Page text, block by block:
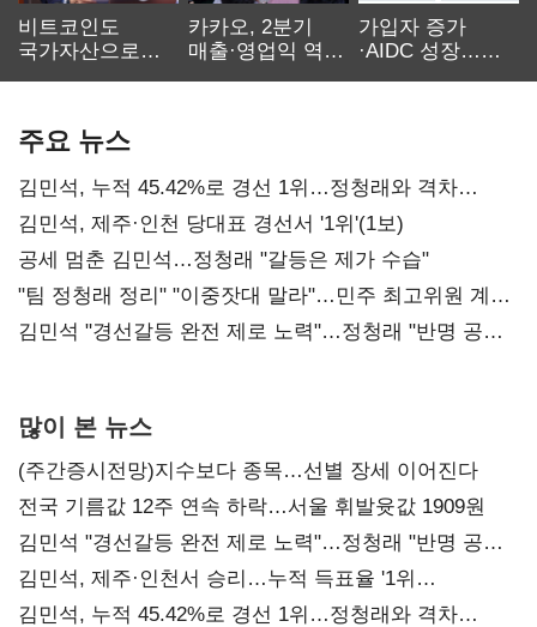
비트코인도
국가자산으로…'
카카오, 2분기
매출·영업익 역대
가입자 증가
·AIDC 성장…
주요 뉴스
김민석, 누적 45.42%로 경선 1위…정청래와 격차
0.86%p(2보)
김민석, 제주·인천 당대표 경선서 '1위'(1보)
공세 멈춘 김민석…정청래 "갈등은 제가 수습"
"팀 정청래 정리" "이중잣대 말라"…민주 최고위원 계파
다툼 격화
김민석 "경선갈등 완전 제로 노력"…정청래 "반명 공세
많이 본 뉴스
(주간증시전망)지수보다 종목…선별 장세 이어진다
전국 기름값 12주 연속 하락…서울 휘발윳값 1909원
김민석 "경선갈등 완전 제로 노력"…정청래 "반명 공세
사과부터"
김민석, 제주·인천서 승리…누적 득표율 '1위
탈환'(종합)
김민석, 누적 45.42%로 경선 1위…정청래와 격차